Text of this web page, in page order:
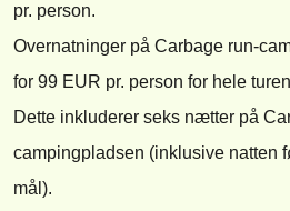
pr. person.
Overnatninger på Carbage run-
for 99 EUR pr. person for hele
Dette inkluderer seks nætter på
campingpladsen (inklusive natten
mål).